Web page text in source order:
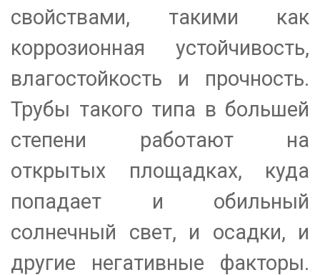
свойствами, такими как
коррозионная устойчивость,
влагостойкость и прочность.
Трубы такого типа в большей
степени работают на
открытых площадках, куда
попадает и обильный
солнечный свет, и осадки, и
другие негативные факторы.